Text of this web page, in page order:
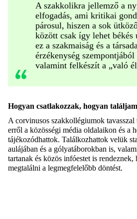
A szakkolikra jellemző a
elfogadás, ami kritikai
párosul, hiszen a sok
között csak így lehet békés
ez a szakmaiság és a
érzékenység
valamint felkészít a „való
Hogyan csatlakozzak, hogyan
A corvinusos szakkollégiumok
erről a közösségi média oldalaikon és a
tájékozódhattok. Találkozhattok velük
aulájában és a gólyatáborokban is,
tartanak és közös infóestet is rendeznek,
megtalálni a legmegfelelőbb döntést.